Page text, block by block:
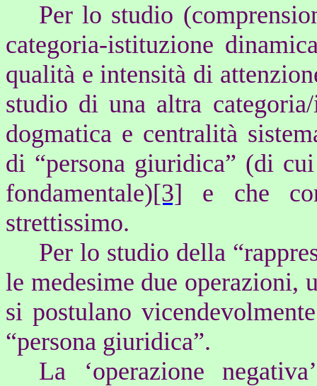
Per lo studio
categoria-istituzione
qualità e intensità di
studio di una altra
dogmatica e centralità
di “persona giuridica” (di
fondamentale)[3] e che
strettissimo.
Per lo studio della
le medesime due operazioni,
si postulano
“persona giuridica”.
La ‘operazione